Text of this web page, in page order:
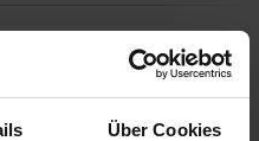
Über Cookies